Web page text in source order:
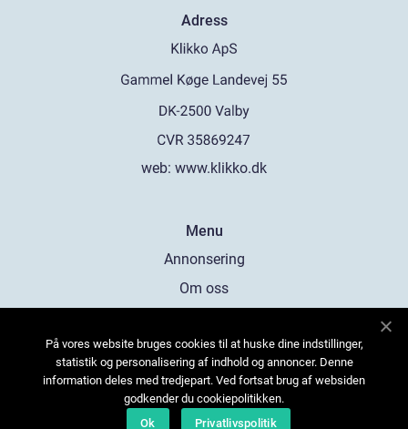
Adress
web: www.klikko.dk
Menu
Annonsering
Om oss
Kontakta oss
Sitemap
På vores website bruges cookies til at huske dine indstillinger,
statistik og personalisering af indhold og annoncer. Denne
information deles med tredjepart. Ved fortsat brug af websiden
godkender du cookiepolitikken.
Ok
Privatlivspolitik